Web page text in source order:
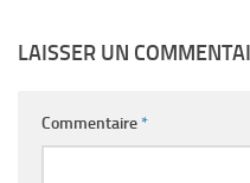
LAISSER UN
Commentaire*